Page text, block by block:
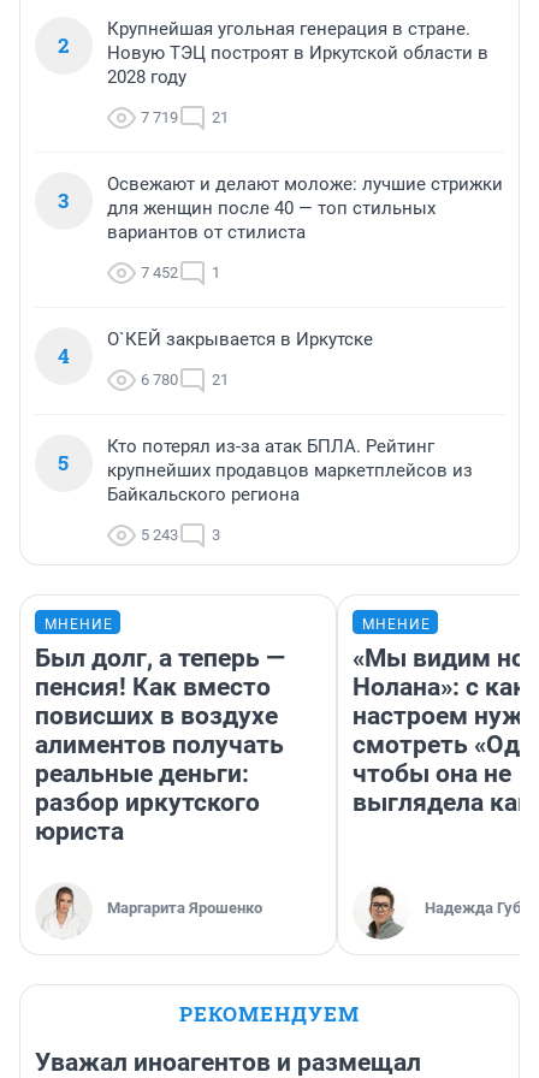
2
Крупнейшая угольная генерация в стране.
Новую ТЭЦ построят в Иркутской области в
2028 году
7 719 21
3
Освежают и делают моложе: лучшие стрижки
для женщин после 40 — топ стильных
вариантов от стилиста
7 452 1
4
О`КЕЙ закрывается в Иркутске
6 780 21
5
Кто потерял из-за атак БПЛА. Рейтинг
крупнейших продавцов маркетплейсов из
Байкальского региона
5 243 3
МНЕНИЕ
Был долг, а теперь —
пенсия! Как вместо
повисших в воздухе
алиментов получать
реальные деньги:
разбор иркутского
юриста
Маргарита Ярошенко
МНЕНИЕ
«Мы видим
Нолана»: с
настроем
смотреть
чтобы она не
выглядела как
Надежда
РЕКОМЕНДУЕМ
Уважал иноагентов и размещал